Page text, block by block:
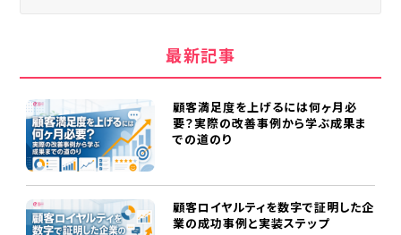
最新記事
顧客満足度を上げるには何ヶ月必
要？実際の改善事例から学ぶ成果ま
での道のり
顧客ロイヤルティを数字で証明した企
業の成功事例と実装ステップ